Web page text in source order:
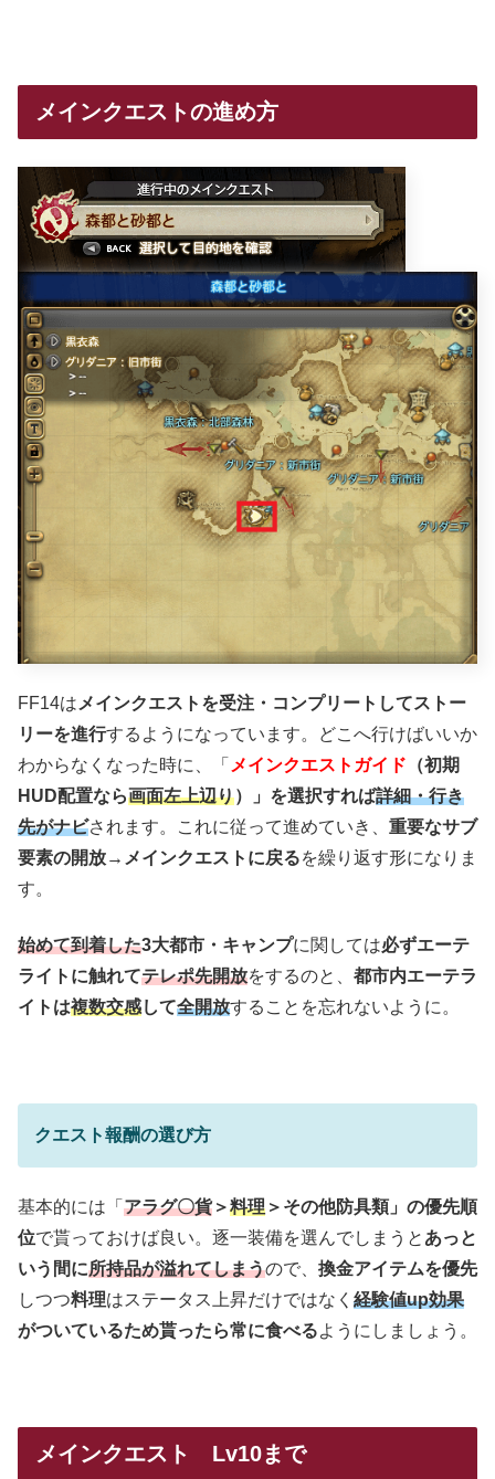
メインクエストの進め方
FF14はメインクエストを受注・コンプリートしてストー
リーを進行するようになっています。どこへ行けばいいか
わからなくなった時に、「 メインクエストガイド （初期
HUD配置なら画面左上辺り）」を選択すれば詳細・行き
先がナビされます。これに従って進めていき、 重要なサブ
要素の開放→メインクエストに戻るを繰り返す形になりま
す。
始めて到着した3大都市・キャンプに関しては必ずエーテ
ライトに触れてテレポ先開放をするのと、 都市内エーテラ
イトは複数交感して全開放することを忘れないように。
クエスト報酬の選び方
基本的には「 アラグ〇貨＞料理 ＞その他防具類」の優先順
位で貰っておけば良い。逐一装備を選んでしまうと あっと
いう間に所持品が溢れてしまうので、 換金アイテムを優先
しつつ料理はステータス上昇だけではなく 経験値up効果
がついているため貰ったら常に食べるようにしましょう。
メインクエスト Lv10まで